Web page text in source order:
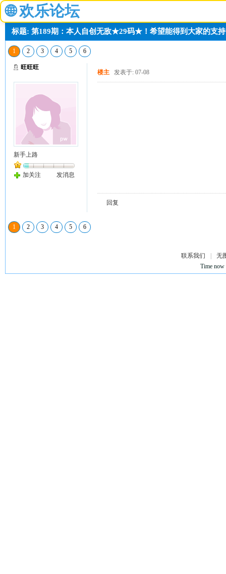
🌐 欢乐论坛
标题: 第189期：本人自创无敌★29码★！希望能得到大家的支
1 2 3 4 5 6
旺旺旺
新手上路
加关注 发消息
楼主 发表于: 07-08
回复
1 2 3 4 5 6
联系我们
无
Time now